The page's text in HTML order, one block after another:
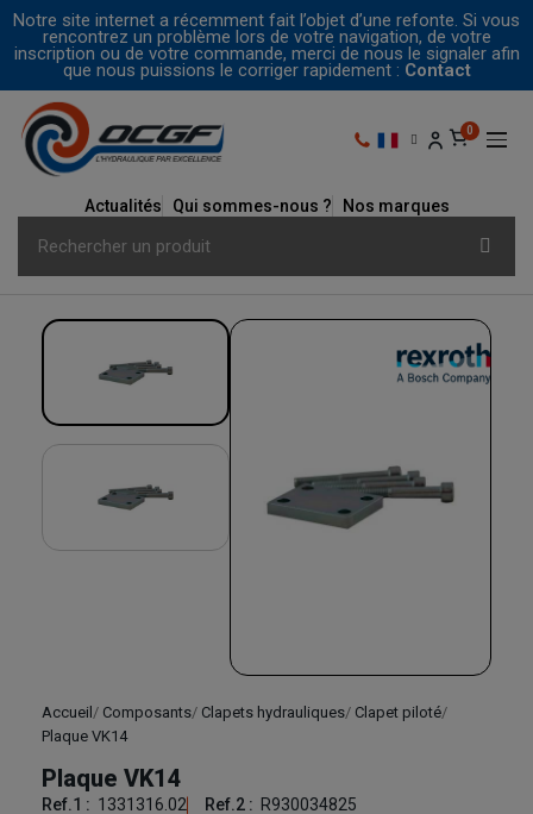
Notre site internet a récemment fait l’objet d’une refonte. Si vous
rencontrez un problème lors de votre navigation, de votre
inscription ou de votre commande, merci de nous le signaler afin
que nous puissions le corriger rapidement : Contact
Actualités Qui sommes-nous ? Nos marques
Accueil Composants Clapets hydrauliques Clapet piloté
Plaque VK14
Plaque VK14
Ref.1 : 1331316.02 Ref.2 : R930034825